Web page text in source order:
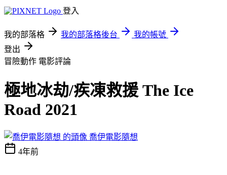
登入
我的部落格 我的部落格後台
我的帳號
登出
冒險動作 電影評論
極地冰劫/疾凍救援 The Ice
Road 2021
喬伊電影隨想
4年前